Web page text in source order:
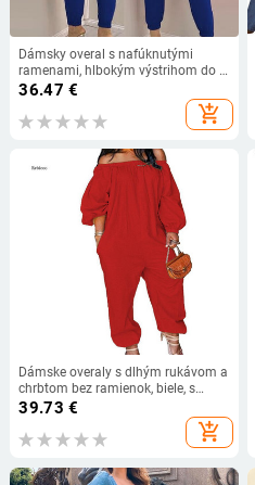
Dámsky overal s nafúknutými
ramenami, hlbokým výstrihom do V,
krátkym rukávom, elegantným
kancelárskym overalom s jedným
kusom, novým jarným letným
36.47 €
add_shopping_cart
Dámske overaly s dlhým rukávom a
chrbtom bez ramienok, biele, s
vreckami a dlhým rukávom, ležérne,
kancelárske, dámske, módne
39.73 €
add_shopping_cart